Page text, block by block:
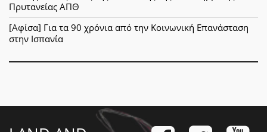
Πρυτανείας ΑΠΘ
[Αφίσα] Για τα 90 χρόνια από την Κοινωνική Επανάσταση
στην Ισπανία